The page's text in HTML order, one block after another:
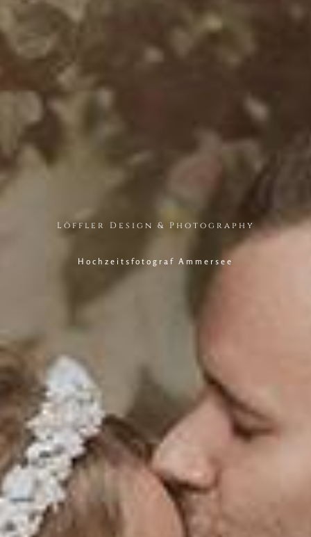
Löffler Design & Photography
Hochzeitsfotograf Ammersee